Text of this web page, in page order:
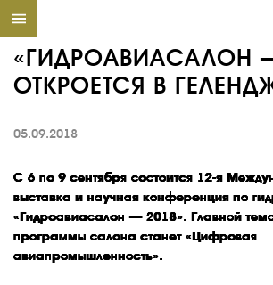
«ГИДРОАВИАСАЛОН
ОТКРОЕТСЯ В
05.09.2018
C 6 по 9 сентября состоится 12-я
выставка и научная конференция по
«Гидроавиасалон — 2018». Главной
программы салона станет «Цифровая
авиапромышленность».